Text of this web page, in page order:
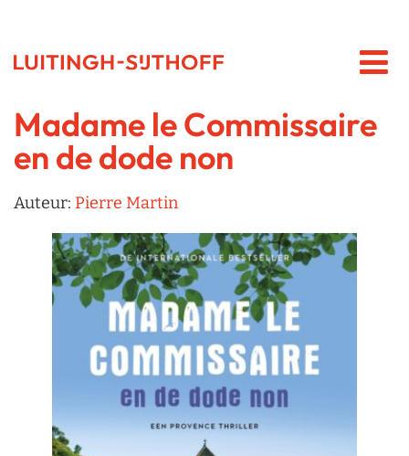
Madame le Commissaire
en de dode non
Auteur: Pierre Martin